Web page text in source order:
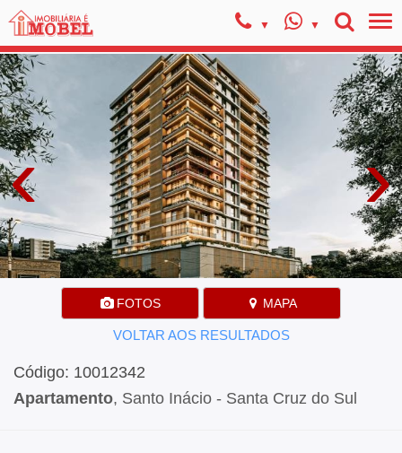
‹ ›
FOTOS MAPA
VOLTAR AOS RESULTADOS
Código: 10012342
Apartamento, Santo Inácio - Santa Cruz do Sul